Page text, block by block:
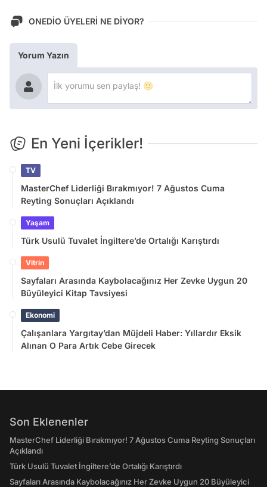
ONEDİO ÜYELERİ NE DİYOR?
Yorum Yazın
En Yeni İçerikler!
TV
MasterChef Liderliği Bırakmıyor! 7 Ağustos Cuma
Reyting Sonuçları Açıklandı
Yaşam
Türk Usulü Tuvalet İngiltere’de Ortalığı Karıştırdı
Vitrin
Sayfaları Arasında Kaybolacağınız Her Zevke Uygun 20
Büyüleyici Kitap Tavsiyesi
Ekonomi
Çalışanlara Yargıtay’dan Müjdeli Haber: Yıllardır Eksik
Alınan O Para Artık Cebe Girecek
Son Eklenenler
MasterChef Liderliği Bırakmıyor! 7 Ağustos Cuma Reyting Sonuçları
Açıklandı
Türk Usulü Tuvalet İngiltere’de Ortalığı Karıştırdı
Sayfaları Arasında Kaybolacağınız Her Zevke Uygun 20 Büyüleyici